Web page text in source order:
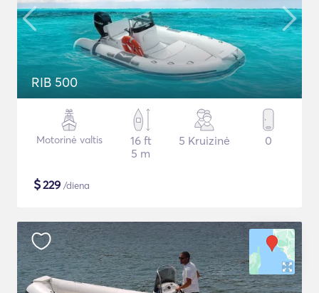
RIB 500
Motorinė valtis
16 ft
5 m
5 Kruizinė 0
$229 /diena